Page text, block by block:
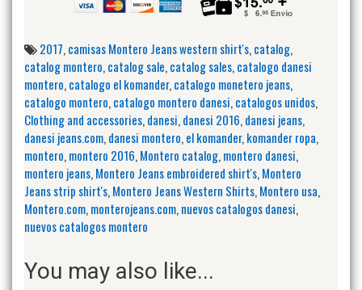
2017,camisas Montero Jeans western shirt's,catalog,
catalog montero,catalog sale,catalog sales,catalogo danesi
montero,catalogo el komander,catalogo monetero jeans,
catalogo montero,catalogo montero danesi,catalogos unidos,
Clothing and accessories,danesi,danesi 2016,danesi jeans,
danesi jeans.com,danesi montero,el komander,komander ropa,
montero,montero 2016,Montero catalog,montero danesi,
montero jeans,Montero Jeans embroidered shirt's,Montero
Jeans strip shirt's,Montero Jeans Western Shirts,Montero usa,
Montero.com,monterojeans.com,nuevos catalogos danesi,
nuevos catalogos montero
You may also like...